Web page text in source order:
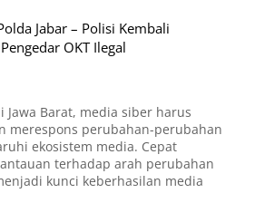
Jabar – Polisi Kembali
OKT Ilegal
Jawa Barat, media siber harus
merespons perubahan-perubahan
ekosistem media. Cepat
terhadap arah perubahan
kunci keberhasilan media